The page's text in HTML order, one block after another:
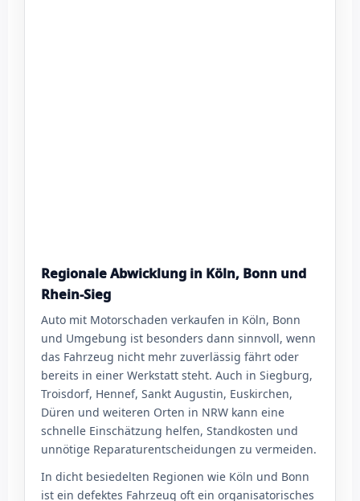
Regionale Abwicklung in Köln, Bonn und
Rhein-Sieg
Auto mit Motorschaden verkaufen in Köln, Bonn
und Umgebung ist besonders dann sinnvoll, wenn
das Fahrzeug nicht mehr zuverlässig fährt oder
bereits in einer Werkstatt steht. Auch in Siegburg,
Troisdorf, Hennef, Sankt Augustin, Euskirchen,
Düren und weiteren Orten in NRW kann eine
schnelle Einschätzung helfen, Standkosten und
unnötige Reparaturentscheidungen zu vermeiden.
In dicht besiedelten Regionen wie Köln und Bonn
ist ein defektes Fahrzeug oft ein organisatorisches